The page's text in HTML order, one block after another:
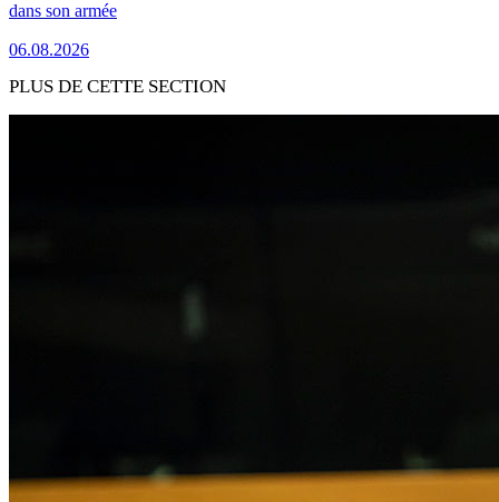
dans son armée
06.08.2026
PLUS DE CETTE SECTION